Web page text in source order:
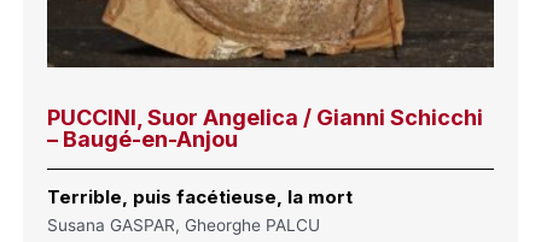
PUCCINI, Suor Angelica / Gianni Schicchi
– Baugé-en-Anjou
Terrible, puis facétieuse, la mort
Susana GASPAR, Gheorghe PALCU